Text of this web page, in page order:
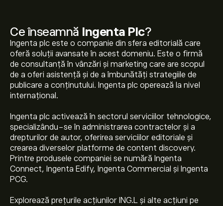
Ce înseamnă Ingenta Plc?
Ingenta plc este o companie din sfera editorială care
oferă soluții avansate în acest domeniu. Este o firmă
de consultanță în vânzări și marketing care are scopul
de a oferi asistență și de a îmbunătăți strategiile de
publicare a conținutului. Ingenta plc operează la nivel
internațional.
Ingenta plc activează în sectorul serviciilor tehnologice,
specializându-se în administrarea contractelor și a
drepturilor de autor, oferirea serviciilor editoriale și
crearea diverselor platforme de content discovery.
Printre produsele companiei se numără Ingenta
Connect, Ingenta Edify, Ingenta Commercial și Ingenta
PCG.
Explorează prețurile acțiunilor ING.L și alte acțiuni pe
Prețul actual al acțiunilor ING.L este 68.00‎p‎.